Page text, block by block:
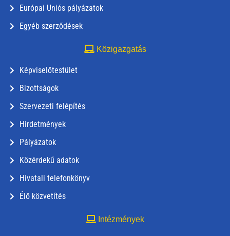
Európai Uniós pályázatok
Egyéb szerződések
Közigazgatás
Képviselőtestület
Bizottságok
Szervezeti felépítés
Hirdetmények
Pályázatok
Közérdekű adatok
Hivatali telefonkönyv
Élő közvetítés
Intézmények